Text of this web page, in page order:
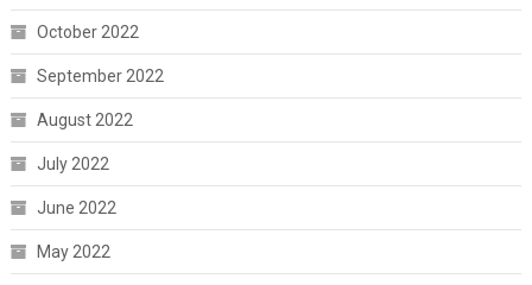
October 2022
September 2022
August 2022
July 2022
June 2022
May 2022